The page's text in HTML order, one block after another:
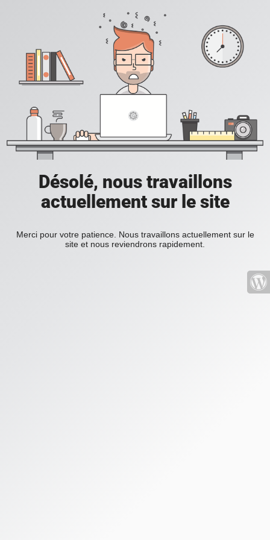
Désolé, nous travaillons
actuellement sur le site
Merci pour votre patience. Nous travaillons actuellement sur le
site et nous reviendrons rapidement.